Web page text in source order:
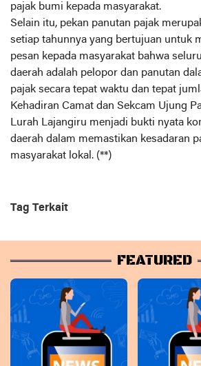
pajak bumi kepada masyarakat.
Selain itu, pekan panutan pajak
setiap tahunnya yang bertujuan untuk
pesan kepada masyarakat bahwa
daerah adalah pelopor dan panutan
pajak secara tepat waktu dan tepat
Kehadiran Camat dan Sekcam Ujung
Lurah Lajangiru menjadi bukti nyata
daerah dalam memastikan kesadaran
masyarakat lokal. (**)
Tag Terkait
FEATURED